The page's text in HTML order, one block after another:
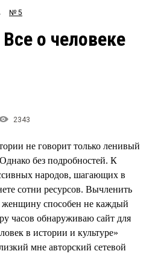
Рейтинги
№ 5
о человеке
2343
не говорит только ленивый
без подробностей. К
народов, шагающих в
сотни ресурсов. Вычленить
способен не каждый
часов обнаруживаю сайт для
в истории и культуре»
мне авторский сетевой